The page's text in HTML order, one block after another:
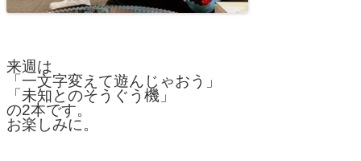
来週は
「一文字変えて遊んじゃおう」
「未知とのそうぐう機」
の2本です。
お楽しみに。